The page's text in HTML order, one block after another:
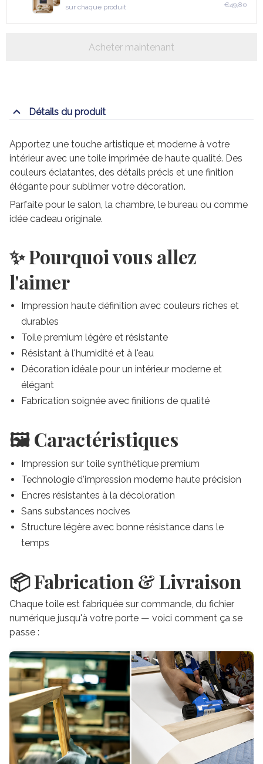
sur chaque produit
€49,80
Acheter maintenant
Détails du produit
Apportez une touche artistique et moderne à votre
intérieur avec une toile imprimée de haute qualité. Des
couleurs éclatantes, des détails précis et une finition
élégante pour sublimer votre décoration.
Parfaite pour le salon, la chambre, le bureau ou comme
idée cadeau originale.
✨ Pourquoi vous allez
l'aimer
Impression haute définition avec couleurs riches et
durables
Toile premium légère et résistante
Résistant à l'humidité et à l'eau
Décoration idéale pour un intérieur moderne et
élégant
Fabrication soignée avec finitions de qualité
🖼️ Caractéristiques
Impression sur toile synthétique premium
Technologie d'impression moderne haute précision
Encres résistantes à la décoloration
Sans substances nocives
Structure légère avec bonne résistance dans le
temps
📦 Fabrication & Livraison
Chaque toile est fabriquée sur commande, du fichier
numérique jusqu'à votre porte — voici comment ça se
passe :